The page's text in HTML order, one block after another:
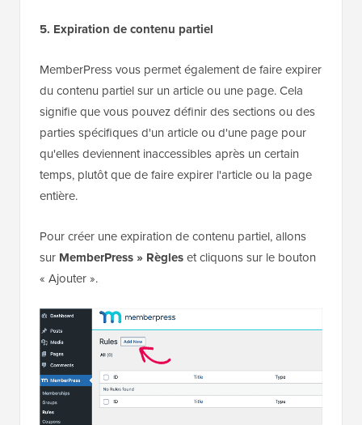
5. Expiration de contenu partiel
MemberPress vous permet également de faire expirer
du contenu partiel sur un article ou une page. Cela
signifie que vous pouvez définir des sections ou des
parties spécifiques d'un article ou d'une page pour
qu'elles deviennent inaccessibles après un certain
temps, plutôt que de faire expirer l'article ou la page
entière.
Pour créer une expiration de contenu partiel, allons
sur MemberPress » Règleset cliquons sur le bouton
« Ajouter ».